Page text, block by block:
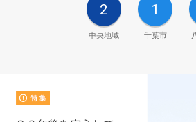
2
中央地域
1
千葉市